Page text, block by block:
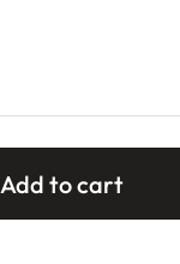
Add to cart